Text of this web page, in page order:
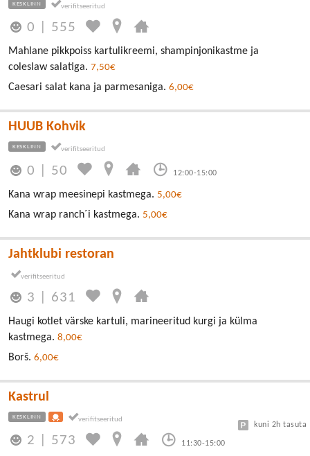
KESKLINN
0 555
Mahlane pikkpoiss kartulikreemi, shampinjonikastme ja
coleslaw salatiga. 7,50€
Caesari salat kana ja parmesaniga. 6,00€
HUUB Kohvik
KESKLINN
0 50 12:00-15:00
Kana wrap meesinepi kastmega. 5,00€
Kana wrap ranch´i kastmega. 5,00€
Jahtklubi restoran
3 631
Haugi kotlet värske kartuli, marineeritud kurgi ja külma
kastmega. 8,00€
Borš. 6,00€
Kastrul
KESKLINN
2 573 11:30-15:00
kuni 2h tasuta